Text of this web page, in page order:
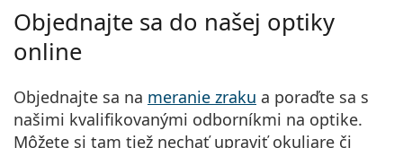
Objednajte sa do našej optiky
online
Objednajte sa na meranie zraku a poraďte sa s
našimi kvalifikovanými odborníkmi na optike.
Môžete si tam tiež nechať upraviť okuliare či